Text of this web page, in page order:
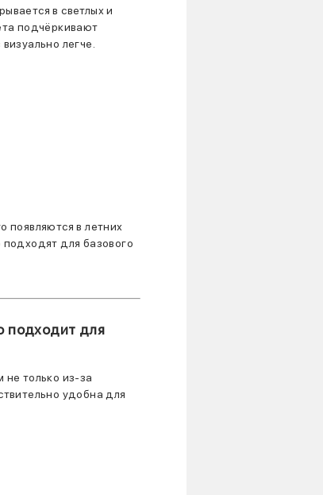
в светлых и
подчёркивают
легче.
появляются в летних
подходят для базового
подходит для
не только из-за
удобна для